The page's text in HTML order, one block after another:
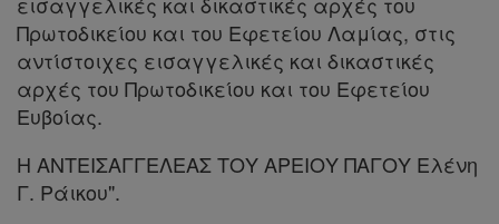
Πρωτοδικείου και του Εφετείου Λαμίας, στις
αντίστοιχες εισαγγελικές και δικαστικές
αρχές του Πρωτοδικείου και του Εφετείου
Ευβοίας.
Η ΑΝΤΕΙΣΑΓΓΕΛΕΑΣ ΤΟΥ ΑΡΕΙΟΥ ΠΑΓΟΥ Ελένη
Γ. Ράικου".